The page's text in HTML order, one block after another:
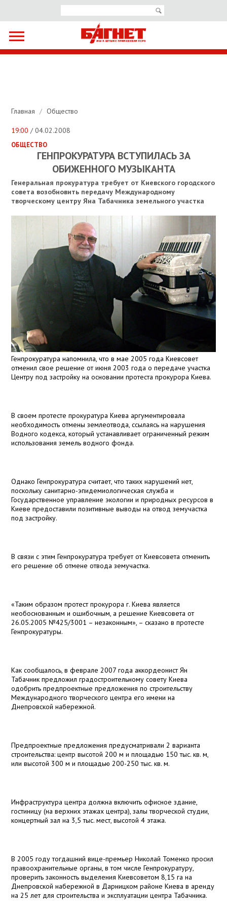
Главная / Общество
19:00 / 04.02.2008
ОБЩЕСТВО
ГЕНПРОКУРАТУРА ВСТУПИЛАСЬ ЗА
ОБИЖЕННОГО МУЗЫКАНТА
Генеральная прокуратура требует от Киевского городского
совета возобновить передачу Международному
творческому центру Яна Табачника земельного участка
Генпрокуратура напомнила, что в мае 2005 года Киевсовет
отменил свое решение от июня 2003 года о передаче участка
Центру под застройку на основании протеста прокурора Киева.
В своем протесте прокуратура Киева аргументировала
необходимость отмены землеотвода, ссылаясь на нарушения
Водного кодекса, который устанавливает ограниченный режим
использования земель водного фонда.
Однако Генпрокуратура считает, что таких нарушений нет,
поскольку санитарно-эпидемиологическая служба и
Государственное управление экологии и природных ресурсов в
Киеве предоставили позитивные выводы на отвод земучастка
под застройку.
В связи с этим Генпрокуратура требует от Киевсовета отменить
его решение об отмене отвода земучастка.
«Таким образом протест прокурора г. Киева является
необоснованным и ошибочным, а решение Киевсовета от
26.05.2005 №425/3001 – незаконным», – сказано в протесте
Генпрокуратуры.
Как сообщалось, в феврале 2007 года аккордеонист Ян
Табачник предложил градостроительному совету Киева
одобрить предпроектные предложения по строительству
Международного творческого центра его имени на
Днепровской набережной.
Предпроектные предложения предусматривали 2 варианта
строительства: центр высотой200 м и площадью 150 тыс. кв. м,
или высотой 300 м и площадью 200-250 тыс. кв. м.
Инфраструктура центра должна включить офисное здание,
гостиницу (на верхних этажах центра), залы творческой студии,
концертный зал на 3,5 тыс. мест, высотой 4 этажа.
В 2005 году тогдашний вице-премьер Николай Томенко просил
правоохранительные органы, в том числе Генпрокуратуру,
проверить законность выделения Киевсоветом8,15 га на
Днепровской набережной в Дарницком районе Киева в аренду
на 25 лет для строительства и эксплуатации центра Табачника.